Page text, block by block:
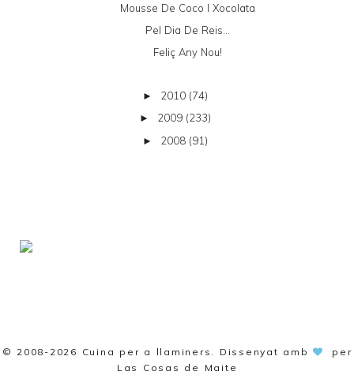
Mousse De Coco I Xocolata
Pel Dia De Reis...
Feliç Any Nou!
► 2010 (74)
► 2009 (233)
► 2008 (91)
© 2008-2026 Cuina per a llaminers . Dissenyat amb
per
Las Cosas de Maite